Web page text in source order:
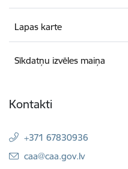
Lapas karte
Sīkdatņu izvēles maiņa
Kontakti
+371 67830936
E-pasts:
caa@caa.gov.lv